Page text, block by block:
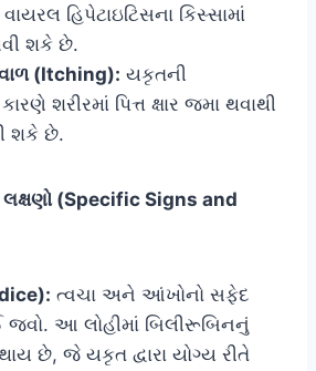
વાયરલ હિપેટાઇટિસના કિસ્સામાં
શકે છે.
(Itching): યકૃતની
શરીરમાં પિત્ત ક્ષાર જમા થવાથી
શકે છે.
લક્ષણો (Specific Signs and
ત્વચા અને આંખોનો સફેદ
જવો. આ લોહીમાં બિલીરૂબિનનું
છે, જે યકૃત દ્વારા યોગ્ય રીતે